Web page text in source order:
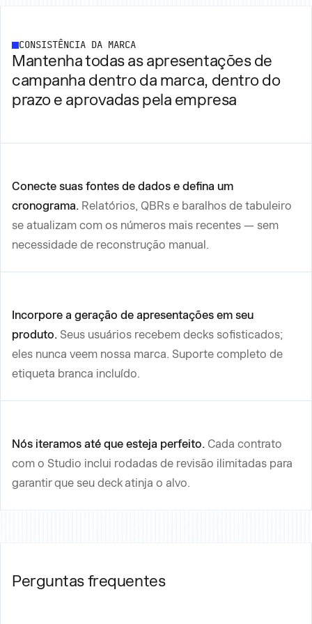
CONSISTÊNCIA DA MARCA
Mantenha todas as apresentações de
campanha dentro da marca, dentro do
prazo e aprovadas pela empresa
Conecte suas fontes de dados e defina um
cronograma. Relatórios, QBRs e baralhos de tabuleiro
se atualizam com os números mais recentes — sem
necessidade de reconstrução manual.
Incorpore a geração de apresentações em seu
produto. Seus usuários recebem decks sofisticados;
eles nunca veem nossa marca. Suporte completo de
etiqueta branca incluído.
Nós iteramos até que esteja perfeito. Cada contrato
com o Studio inclui rodadas de revisão ilimitadas para
garantir que seu deck atinja o alvo.
Perguntas frequentes